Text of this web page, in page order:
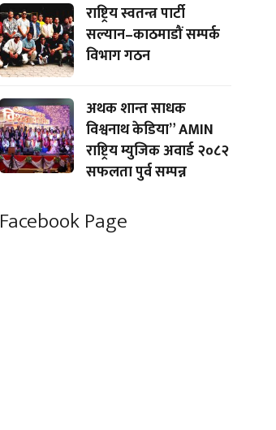
राष्ट्रिय स्वतन्त्र पार्टी
सल्यान–काठमाडौं सम्पर्क
विभाग गठन
अथक शान्त साधक
विश्वनाथ केडिया” AMIN
राष्ट्रिय म्युजिक अवार्ड २०८२
सफलता पुर्व सम्पन्न
Facebook Page